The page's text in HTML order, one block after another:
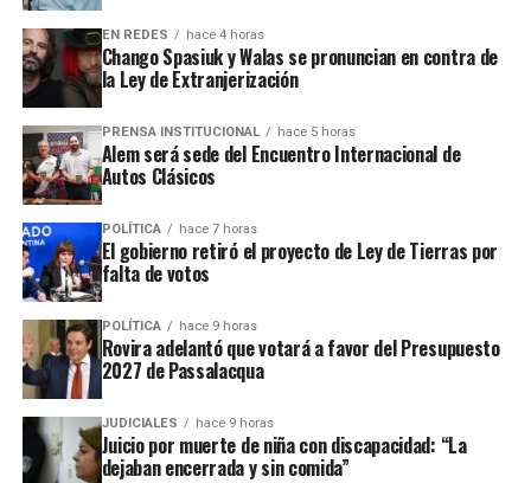
del cargo por acusaciones de
asociación ilícita.
En el listado de hechos recientes figuran un incendio de cabañas
en el complejoTío Colecoa fines de la semana pasada y otro
ataque similar a la funeraria ahora baleada en a fines de marzo.
Todos los episodios son investigados por el personal de la
comisaría local, aunque hasta el momento no se conocieron
mayores novedades.
EN REDES hace 4 horas
Chango Spasiuk y Walas se pronuncian en contra de
la Ley de Extranjerización
PRENSA INSTITUCIONAL hace 5 horas
Alem será sede del Encuentro Internacional de
Autos Clásicos
POLÍTICA hace 7 horas
El gobierno retiró el proyecto de Ley de Tierras por
falta de votos
POLÍTICA hace 9 horas
Rovira adelantó que votará a favor del Presupuesto
2027 de Passalacqua
JUDICIALES hace 9 horas
Juicio por muerte de niña con discapacidad: “La
dejaban encerrada y sin comida”